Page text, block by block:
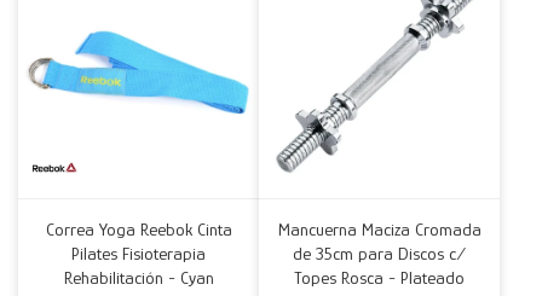
Correa Yoga Reebok Cinta
Pilates Fisioterapia
Rehabilitación - Cyan
Mancuerna Maciza Cromada
de 35cm para Discos c/
Topes Rosca - Plateado